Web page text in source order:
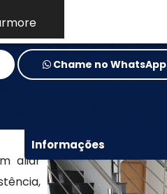
Chame no WhatsApp
aliar
Informações